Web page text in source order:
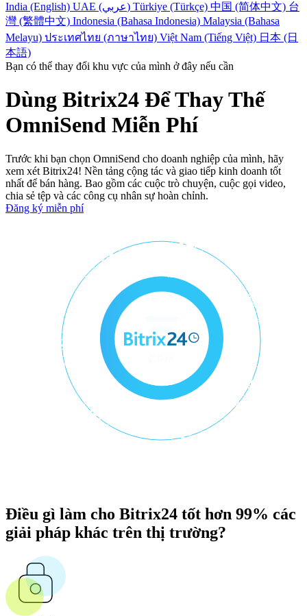
India (English)
UAE (عربي) Türkiye (Türkçe) 中国 (简体中文) 台
灣 (繁體中文) Indonesia (Bahasa Indonesia) Malaysia (Bahasa
Melayu) ประเทศไทย (ภาษาไทย) Việt Nam (Tiếng Việt) 日本 (日
本語)
Bạn có thể thay đổi khu vực của mình ở đây nếu cần
Dùng Bitrix24 Để Thay Thế
OmniSend Miễn Phí
Trước khi bạn chọn OmniSend cho doanh nghiệp của mình, hãy
xem xét Bitrix24! Nền tảng cộng tác và giao tiếp kinh doanh tốt
nhất để bán hàng. Bao gồm các cuộc trò chuyện, cuộc gọi video,
chia sẻ tệp và các công cụ nhân sự hoàn chỉnh.
Đăng ký miễn phí
Điều gì làm cho Bitrix24 tốt hơn 99% các
giải pháp khác trên thị trường?